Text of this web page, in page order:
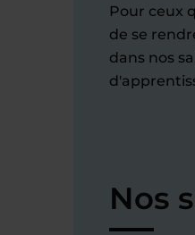
Pour ceux
de se
dans nos
Nos